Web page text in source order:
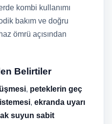
kombi kullanımı
bakım ve doğru
ömrü açısından
Belirtiler
, peteklerin geç
, ekranda uyarı
suyun sabit